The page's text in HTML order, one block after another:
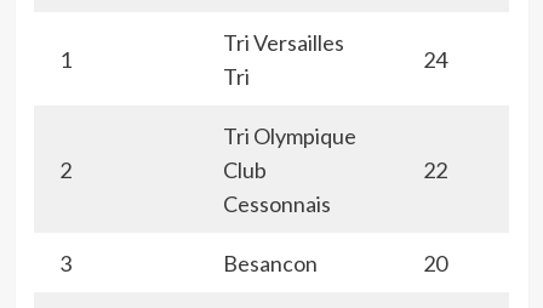
1
Tri Versailles
Tri
24
2
Tri Olympique
Club
Cessonnais
22
3 Besancon 20